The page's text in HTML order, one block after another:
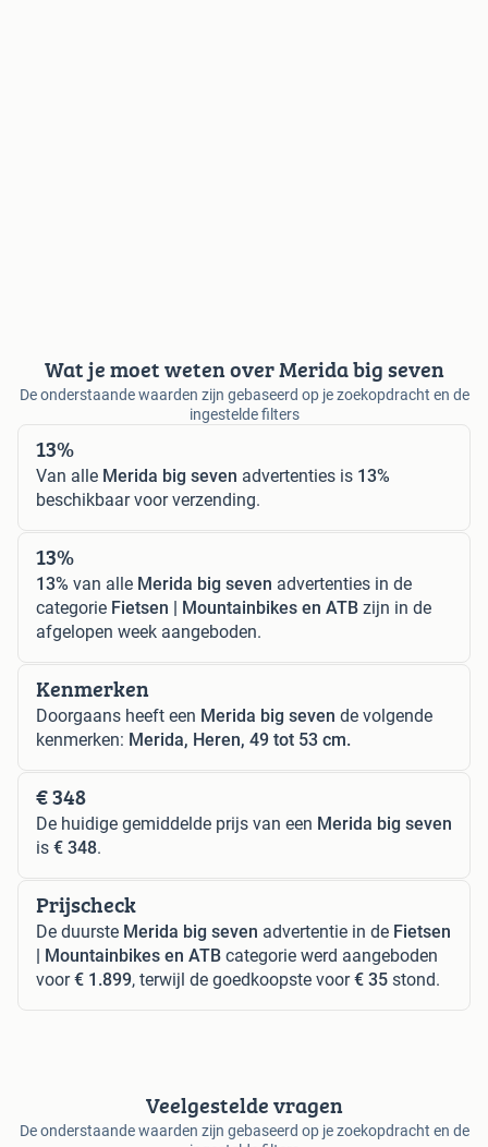
Wat je moet weten over Merida big seven
De onderstaande waarden zijn gebaseerd op je zoekopdracht en de
ingestelde filters
13%
Van alle Merida big seven advertenties is 13%
beschikbaar voor verzending.
13%
13% van alle Merida big seven advertenties in de
categorie Fietsen | Mountainbikes en ATB zijn in de
afgelopen week aangeboden.
Kenmerken
Doorgaans heeft een Merida big seven de volgende
kenmerken: Merida, Heren, 49 tot 53 cm.
€ 348
De huidige gemiddelde prijs van een Merida big seven
is € 348.
Prijscheck
De duurste Merida big seven advertentie in de Fietsen
| Mountainbikes en ATB categorie werd aangeboden
voor€ 1.899, terwijl de goedkoopste voor€ 35 stond.
Veelgestelde vragen
De onderstaande waarden zijn gebaseerd op je zoekopdracht en de